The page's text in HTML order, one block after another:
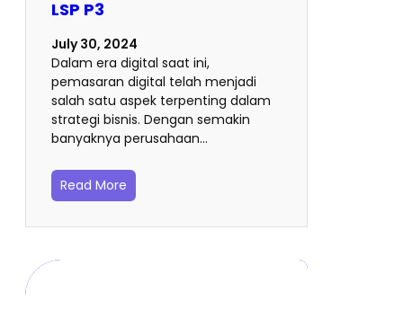
LSP P3
July 30, 2024
Dalam era digital saat ini,
pemasaran digital telah menjadi
salah satu aspek terpenting dalam
strategi bisnis. Dengan semakin
banyaknya perusahaan…
Read More